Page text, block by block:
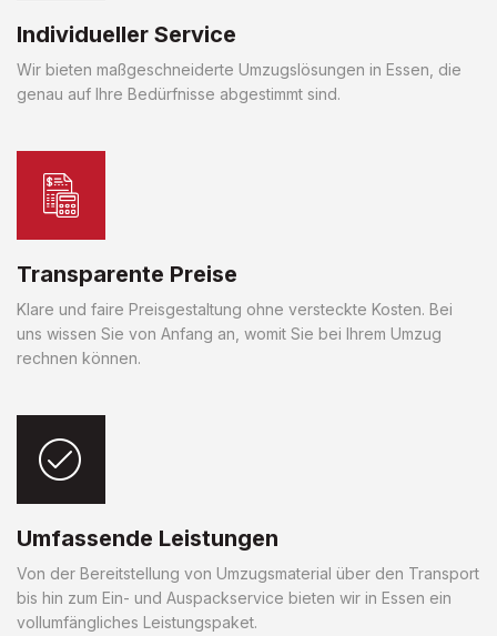
Individueller Service
Wir bieten maßgeschneiderte Umzugslösungen in Essen, die
genau auf Ihre Bedürfnisse abgestimmt sind.
Transparente Preise
Klare und faire Preisgestaltung ohne versteckte Kosten. Bei
uns wissen Sie von Anfang an, womit Sie bei Ihrem Umzug
rechnen können.
Umfassende Leistungen
Von der Bereitstellung von Umzugsmaterial über den Transport
bis hin zum Ein- und Auspackservice bieten wir in Essen ein
vollumfängliches Leistungspaket.